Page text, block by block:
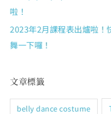
啦！
2023年2月課程表出爐啦！
舞一下囉！
文章標籤
belly dance costume